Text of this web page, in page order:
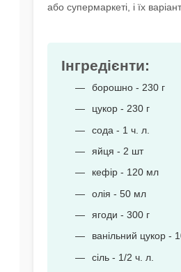
або супермаркеті, і їх
Інгредієнти:
борошно - 230 г
цукор - 230 г
сода - 1 ч. л.
яйця - 2 шт
кефір - 120 мл
олія - 50 мл
ягоди - 300 г
ванільний цукор -
сіль - 1/2 ч. л.